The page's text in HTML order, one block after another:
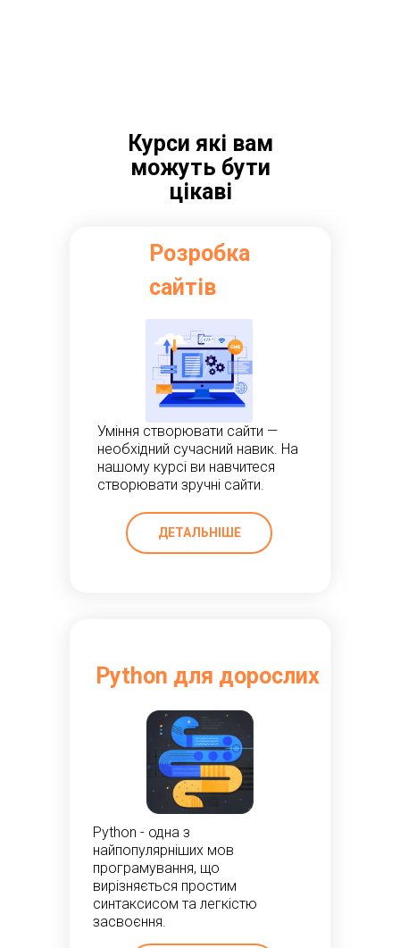
Курси які вам
можуть бути
цікаві
Розробка
сайтів
ДЕТАЛЬНІШЕ
Python для дорослих
Python - одна з
найпопулярніших мов
програмування, що
вирізняється простим
синтаксисом та легкістю
засвоєння.
Уміння створювати сайти —
необхідний сучасний навик. На
нашому курсі ви навчитеся
створювати зручні сайти.